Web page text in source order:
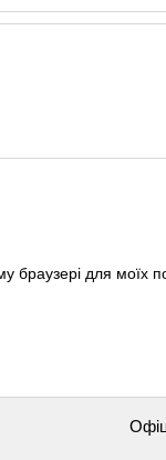
браузері для моїх